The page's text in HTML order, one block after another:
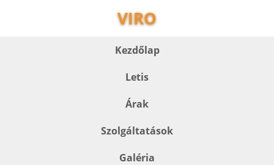
VIRO
Kezdőlap
Letis
Árak
Szolgáltatások
Galéria